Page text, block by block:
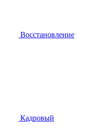
Восстановление
Кадровый